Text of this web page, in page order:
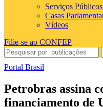
Serviços Públicos
Casas
Vídeos
Filie-se ao CONFEP
Portal Brasil
Petrobras assina
financiamento de